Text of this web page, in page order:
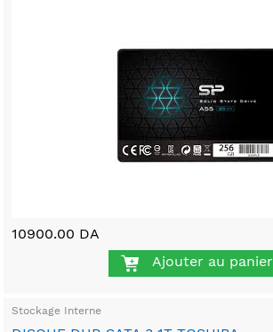
10900.00 DA
Ajouter au panier
Stockage Interne